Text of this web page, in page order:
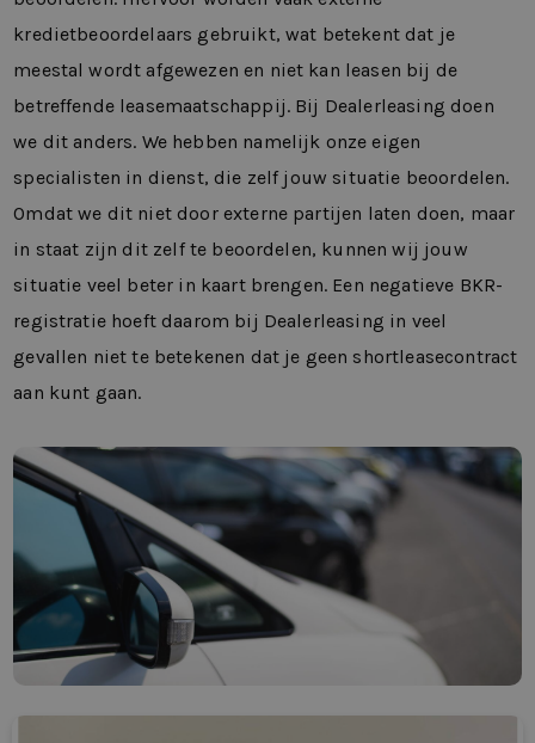
kredietbeoordelaars gebruikt, wat betekent dat je
meestal wordt afgewezen en niet kan leasen bij de
betreffende leasemaatschappij. Bij Dealerleasing doen
we dit anders. We hebben namelijk onze eigen
specialisten in dienst, die zelf jouw situatie beoordelen.
Omdat we dit niet door externe partijen laten doen, maar
in staat zijn dit zelf te beoordelen, kunnen wij jouw
situatie veel beter in kaart brengen. Een negatieve BKR-
registratie hoeft daarom bij Dealerleasing in veel
gevallen niet te betekenen dat je geen shortleasecontract
aan kunt gaan.